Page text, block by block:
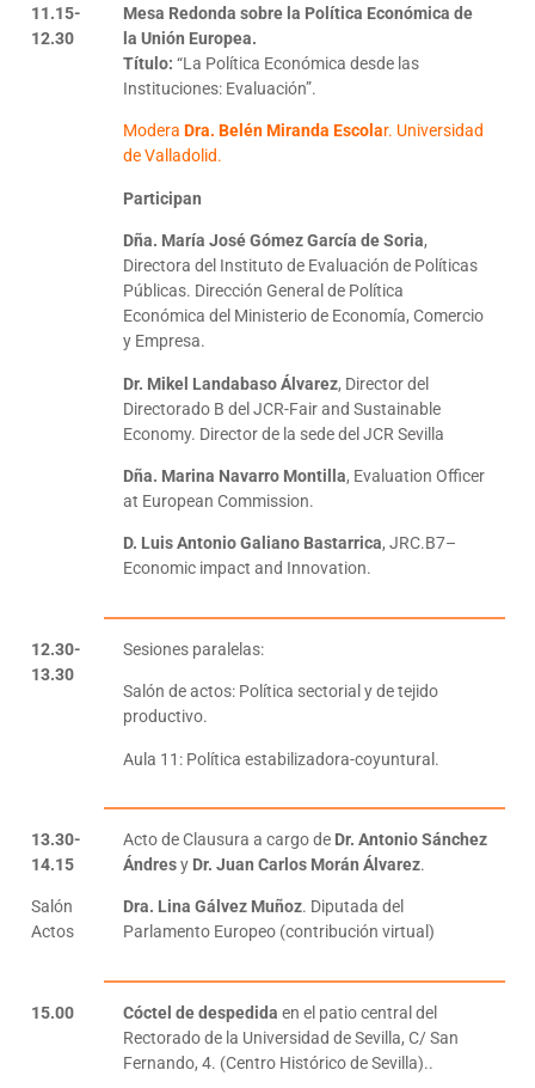
11.15-
12.30
Mesa Redonda sobre la Política Económica de
la Unión Europea.
Título: “La Política Económica desde las
Instituciones: Evaluación”.
Modera Dra. Belén Miranda Escolar. Universidad
de Valladolid.
Participan
Dña. María José Gómez García de Soria,
Directora del Instituto de Evaluación de Políticas
Públicas. Dirección General de Política
Económica del Ministerio de Economía, Comercio
y Empresa.
Dr. Mikel Landabaso Álvarez, Director del
Directorado B del JCR-Fair and Sustainable
Economy. Director de la sede del JCR Sevilla
Dña. Marina Navarro Montilla, Evaluation Officer
at European Commission.
D. Luis Antonio Galiano Bastarrica, JRC.B7–
Economic impact and Innovation.
12.30-
13.30
Sesiones paralelas:
Salón de actos: Política sectorial y de tejido
productivo.
Aula 11: Política estabilizadora-coyuntural.
13.30-
14.15
Salón
Actos
Acto de Clausura a cargo de Dr. Antonio Sánchez
Ándresy Dr. Juan Carlos Morán Álvarez.
Dra. Lina Gálvez Muñoz. Diputada del
Parlamento Europeo (contribución virtual)
15.00 Cóctel de despedida en el patio central del
Rectorado de la Universidad de Sevilla, C/ San
Fernando, 4. (Centro Histórico de Sevilla)..